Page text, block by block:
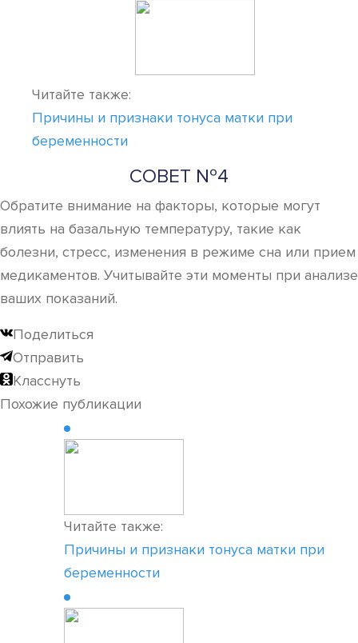
Читайте также:
Причины и признаки тонуса матки при
беременности
СОВЕТ №4
Обратите внимание на факторы, которые могут
влиять на базальную температуру, такие как
болезни, стресс, изменения в режиме сна или прием
медикаментов. Учитывайте эти моменты при анализе
ваших показаний.
Поделиться
Отправить
Класснуть
Похожие публикации
Читайте также:
Причины и признаки тонуса матки при
беременности